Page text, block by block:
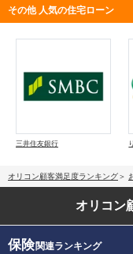
その他 人気の住宅ローン
三井住友銀行
オリコン顧客満足度ランキング
オリコン
保険関連ランキング